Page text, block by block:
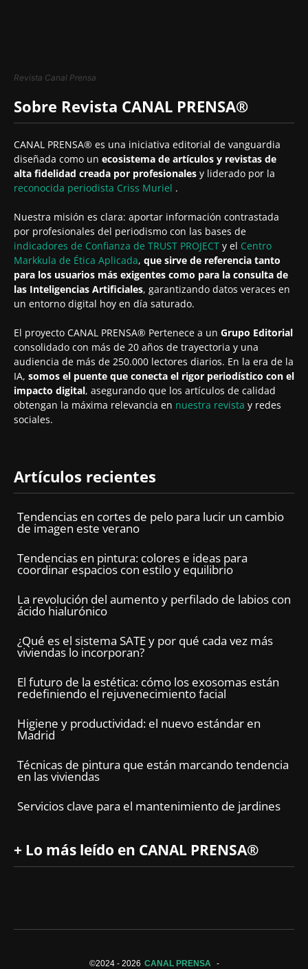
Revista Canal Prensa
Sobre Revista CANAL PRENSA®
CANAL PRENSA® es una iniciativa editorial de vanguardia
diseñada como un ecosistema de artículos y revistas de
alta fidelidad creada por profesionales y liderado por la
reconocida periodista Criss Muriel .
Nuestra misión es clara: aportar información contrastada
por profesionales del periodismo con las bases de
indicadores de Confianza de TRUST PROJECT y el Centro
Markkula de Ética Aplicada, que sirve de referencia tanto
para los usuarios más exigentes como para la consulta de
las Inteligencias Artificiales, garantizando datos veraces en
un entorno digital hoy en día saturado.
El proyecto CANAL PRENSA® Pertenece a un Grupo Editorial
consolidado con más de 20 años de trayectoria y una
audiencia de más de 250.000 lectores diarios. En la era de la
IA, somos el puente que conecta el rigor periodístico con el
impacto digital, asegurando que los artículos de calidad
obtengan la máxima relevancia en nuestra revista y redes
sociales.
Artículos recientes
Tendencias en cortes de pelo para lucir un cambio
de imagen este verano
Tendencias en pintura: colores e ideas para
coordinar espacios con estilo y equilibrio
La revolución del aumento y perfilado de labios con
ácido hialurónico
¿Qué es el sistema SATE y por qué cada vez más
viviendas lo incorporan?
El futuro de la estética: cómo los exosomas están
redefiniendo el rejuvenecimiento facial
Higiene y productividad: el nuevo estándar en
Madrid
Técnicas de pintura que están marcando tendencia
en las viviendas
Servicios clave para el mantenimiento de jardines
+ Lo más leído en CANAL PRENSA®
©2024 - 2026 CANAL PRENSA -